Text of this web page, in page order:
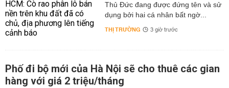
Thủ Đức đang được đứng tên và sử
dụng bởi hai cá nhân bất ngờ...
THỊ TRƯỜNG 3 giờ trước
Phố đi bộ mới của Hà Nội sẽ cho thuê các gian
hàng với giá 2 triệu/tháng